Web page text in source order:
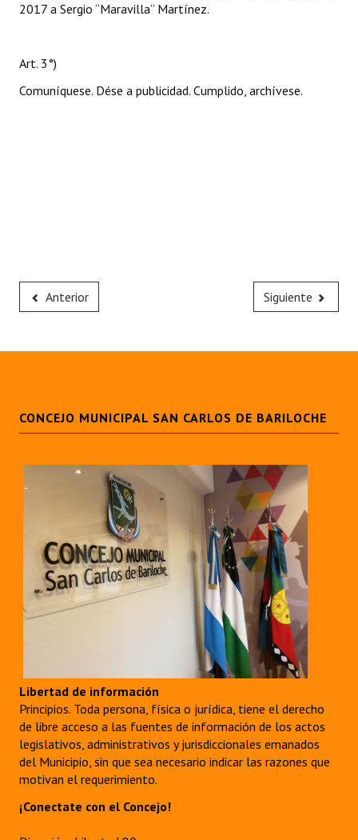
2017 a Sergio “Maravilla” Martínez.
Art. 3°)
Comuníquese. Dése a publicidad. Cumplido, archívese.
Anterior Siguiente
CONCEJO MUNICIPAL SAN CARLOS DE BARILOCHE
Libertad de información
Principios. Toda persona, física o jurídica, tiene el derecho
de libre acceso a las fuentes de información de los actos
legislativos, administrativos y jurisdiccionales emanados
del Municipio, sin que sea necesario indicar las razones que
motivan el requerimiento.
¡Conectate con el Concejo!